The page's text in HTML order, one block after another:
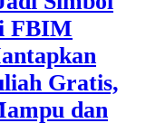
FBIM
Gratis,
dan